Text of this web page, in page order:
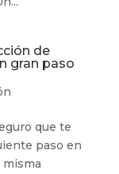
de
gran paso
que te
paso en